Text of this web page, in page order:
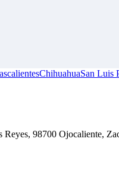
ChihuahuaSan Luis
Reyes, 98700 Ojocaliente,